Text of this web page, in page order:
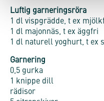
Luftig garneringsröra
1 dl vispgrädde, t ex
1 dl majonnäs, t ex äggfri
1 dl naturell yoghurt, t ex
Garnering
0,5 gurka
1 knippe dill
rädisor